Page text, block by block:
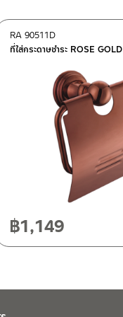
วา กรุงเทพฯ 10120
ชียงใหม่ 50220
าลดราคา เคลียร์สต็อก
ที่ใส่กระดาษชำระ ROSE GOLD
RA 90511D
฿1,149